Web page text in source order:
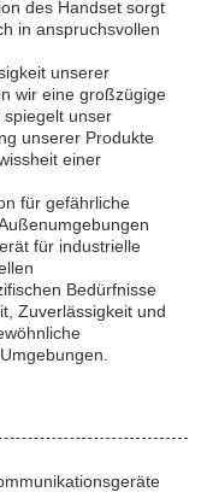
des Handset sorgt
in anspruchsvollen
unserer
wir eine großzügige
unser
unserer Produkte
einer
für gefährliche
für industrielle
Bedürfnisse
Zuverlässigkeit und